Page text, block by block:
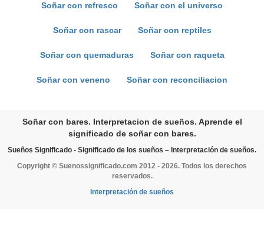
Soñar con refresco Soñar con el universo
Soñar con rascar Soñar con reptiles
Soñar con quemaduras Soñar con raqueta
Soñar con veneno Soñar con reconciliacion
Soñar con bares. Interpretacion de sueños. Aprende el
significado de soñar con bares.
Sueños Significado - Significado de los sueños – Interpretación de sueños.
Copyright © Suenossignificado.com 2012 - 2026. Todos los derechos
reservados.
Interpretación de sueños